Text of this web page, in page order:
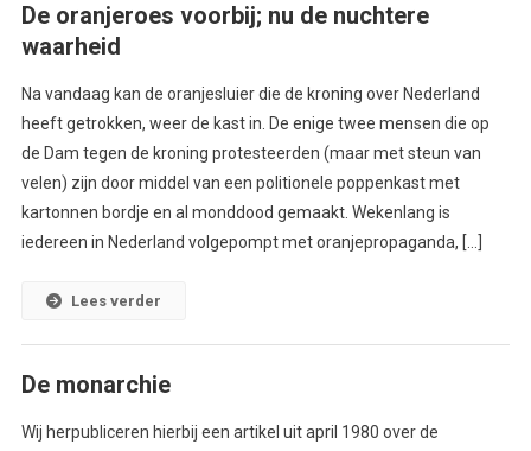
De oranjeroes voorbij; nu de nuchtere
waarheid
Na vandaag kan de oranjesluier die de kroning over Nederland
heeft getrokken, weer de kast in. De enige twee mensen die op
de Dam tegen de kroning protesteerden (maar met steun van
velen) zijn door middel van een politionele poppenkast met
kartonnen bordje en al monddood gemaakt. Wekenlang is
iedereen in Nederland volgepompt met oranjepropaganda, […]
Lees verder
De monarchie
Wij herpubliceren hierbij een artikel uit april 1980 over de